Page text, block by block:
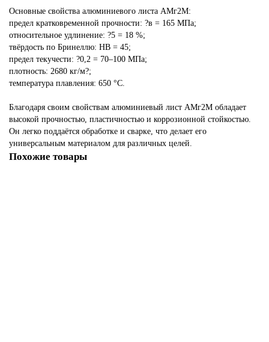
Основные свойства алюминиевого листа АМг2М:
предел кратковременной прочности: ?в = 165 МПа;
относительное удлинение: ?5 = 18 %;
твёрдость по Бринеллю: HB = 45;
предел текучести: ?0,2 = 70–100 МПа;
плотность: 2680 кг/м?;
температура плавления: 650 °C.
Благодаря своим свойствам алюминиевый лист АМг2М обладает
высокой прочностью, пластичностью и коррозионной стойкостью.
Он легко поддаётся обработке и сварке, что делает его
универсальным материалом для различных целей.
Похожие товары